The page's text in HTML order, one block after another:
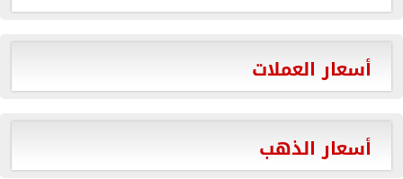
أسعار العملات
أسعار الذهب